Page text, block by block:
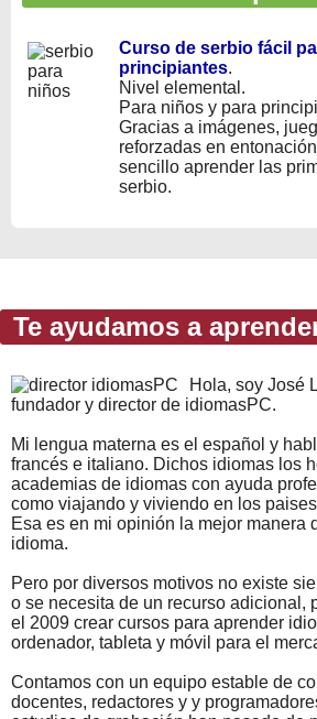
Curso de serbio fácil
principiantes.
Nivel elemental.
Para niños y para
Gracias a imágenes,
reforzadas en
sencillo aprender las
serbio.
Te ayudamos a
Hola, soy José
fundador y director de idiomasPC.
Mi lengua materna es el español y
francés e italiano. Dichos idiomas los
academias de idiomas con ayuda
como viajando y viviendo en los
Esa es en mi opinión la mejor manera
idioma.
Pero por diversos motivos no existe
o se necesita de un recurso adicional,
el 2009 crear cursos para aprender
ordenador, tableta y móvil para el
Contamos con un equipo estable de
docentes, redactores y y